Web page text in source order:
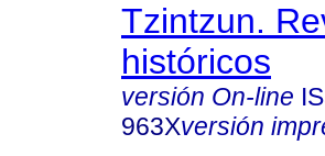
Tzintzun.
históricos
versión On-line
963Xversión